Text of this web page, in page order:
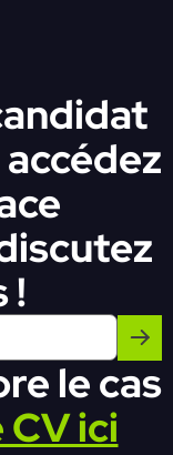
!
le cas
ici